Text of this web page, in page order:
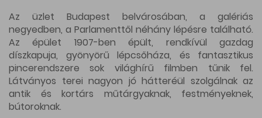
Az üzlet Budapest belvárosában, a galériás
negyedben, a Parlamenttől néhány lépésre található.
Az épület 1907-ben épült, rendkívül gazdag
díszkapuja, gyönyörű lépcsőháza, és fantasztikus
pincerendszere sok világhírű filmben tűnik fel.
Látványos terei nagyon jó hátteréül szolgálnak az
antik és kortárs műtárgyaknak, festményeknek,
bútoroknak.